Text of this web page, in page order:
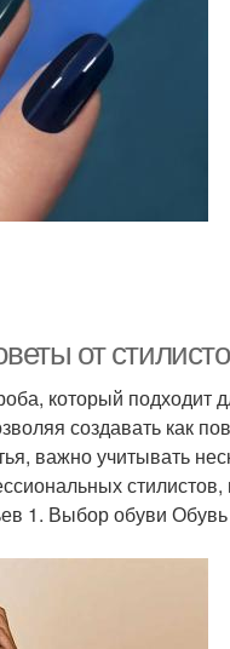
от
который подходит
создавать как
важно учитывать
стилистов,
1. Выбор обуви